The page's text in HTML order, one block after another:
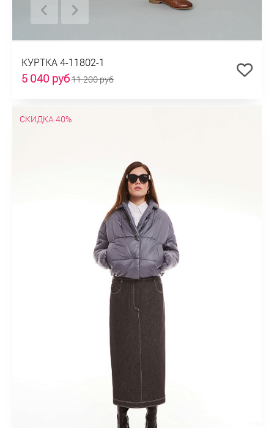
КУРТКА 4-11802-1
5 040 руб11 200 руб
СКИДКА 40%